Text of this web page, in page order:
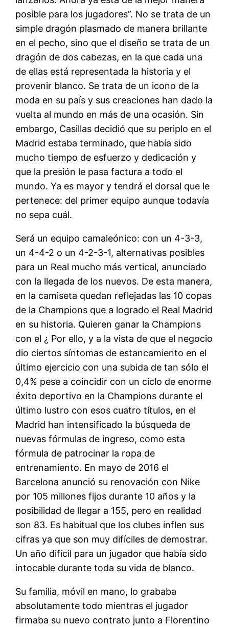
posible para los jugadores”. No se trata de un
simple dragón plasmado de manera brillante
en el pecho, sino que el diseño se trata de un
dragón de dos cabezas, en la que cada una
de ellas está representada la historia y el
provenir blanco. Se trata de un icono de la
moda en su país y sus creaciones han dado la
vuelta al mundo en más de una ocasión. Sin
embargo, Casillas decidió que su periplo en el
Madrid estaba terminado, que había sido
mucho tiempo de esfuerzo y dedicación y
que la presión le pasa factura a todo el
mundo. Ya es mayor y tendrá el dorsal que le
pertenece: del primer equipo aunque todavía
no sepa cuál.
Será un equipo camaleónico: con un 4-3-3,
un 4-4-2 o un 4-2-3-1, alternativas posibles
para un Real mucho más vertical, anunciado
con la llegada de los nuevos. De esta manera,
en la camiseta quedan reflejadas las 10 copas
de la Champions que a logrado el Real Madrid
en su historia. Quieren ganar la Champions
con el ¿ Por ello, y a la vista de que el negocio
dio ciertos síntomas de estancamiento en el
último ejercicio con una subida de tan sólo el
0,4% pese a coincidir con un ciclo de enorme
éxito deportivo en la Champions durante el
último lustro con esos cuatro títulos, en el
Madrid han intensificado la búsqueda de
nuevas fórmulas de ingreso, como esta
fórmula de patrocinar la ropa de
entrenamiento. En mayo de 2016 el
Barcelona anunció su renovación con Nike
por 105 millones fijos durante 10 años y la
posibilidad de llegar a 155, pero en realidad
son 83. Es habitual que los clubes inflen sus
cifras ya que son muy difíciles de demostrar.
Un año difícil para un jugador que había sido
intocable durante toda su vida de blanco.
Su familia, móvil en mano, lo grababa
absolutamente todo mientras el jugador
firmaba su nuevo contrato junto a Florentino